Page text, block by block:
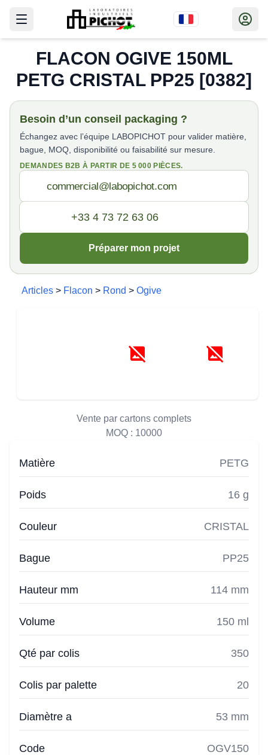
FLACON OGIVE 150ML
PETG CRISTAL PP25 [0382]
Besoin d’un conseil packaging ?
Échangez avec l’équipe LABOPICHOT pour valider matière,
bague, MOQ, disponibilité ou faisabilité sur mesure.
DEMANDES B2B À PARTIR DE 5 000 PIÈCES.
Préparer mon projet
Articles > Flacon > Rond > Ogive
Vente par cartons complets
MOQ : 10000
Matière PETG
Poids 16 g
Couleur CRISTAL
Bague PP25
Hauteur mm 114 mm
Volume 150 ml
Qté par colis 350
Colis par palette 20
Diamètre a 53 mm
Code OGV150